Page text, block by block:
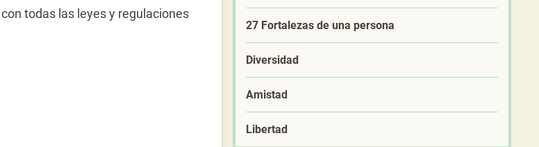
todas las leyes y regulaciones
27 Fortalezas de una persona
Diversidad
Amistad
Libertad